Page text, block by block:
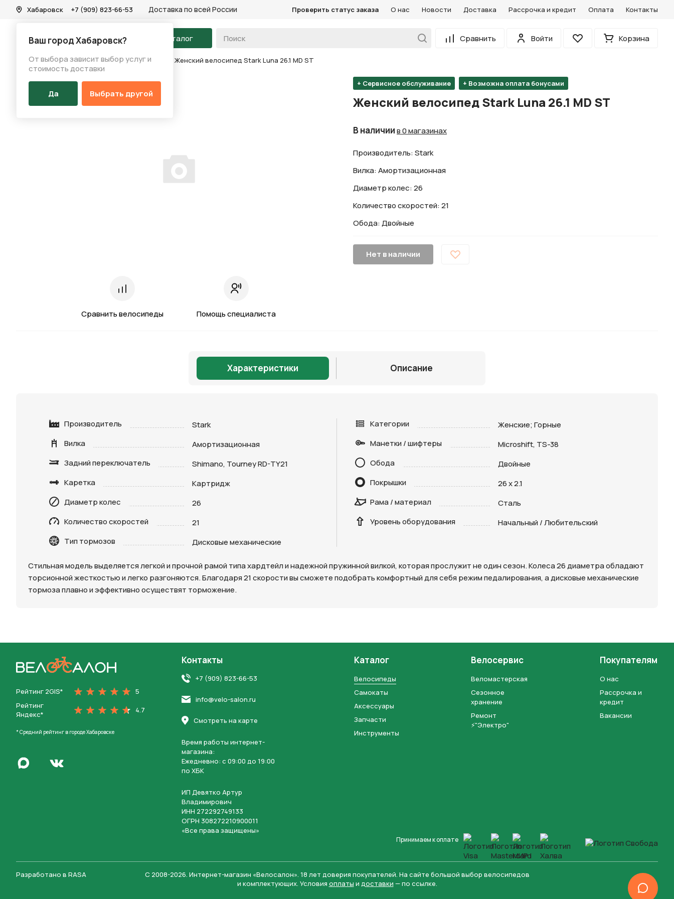
Хабаровск
Ваш город Хабаровск?
От выбора зависит выбор услуг и
стоимость доставки
Да Выбрать другой
+7 (909) 823-66-53 Доставка по всей России Проверить статус заказа О нас Новости Доставка Рассрочка и кредит Оплата Контакты
На главную Каталог Сравнить
Войти
Избранное Корзина
Каталог/Велосипеды/Женские велосипеды Женский велосипед Stark Luna 26.1 MD ST
Сравнить велосипеды Помощь специалиста
+ Сервисное обслуживание + Возможна оплата бонусами
Женский велосипед Stark Luna 26.1 MD ST
В наличиив 0 магазинах
Производитель: Stark
Вилка: Амортизационная
Диаметр колес: 26
Количество скоростей: 21
Обода: Двойные
Нет в наличии
Характеристики Описание
Производитель
Stark
Вилка
Амортизационная
Задний переключатель
Shimano, Tourney RD-TY21
Каретка
Картридж
Диаметр колес
26
Количество скоростей
21
Тип тормозов
Дисковые механические
Категории
Женские; Горные
Манетки / шифтеры
Microshift, TS-38
Обода
Двойные
Покрышки
26 x 2.1
Рама / материал
Сталь
Уровень оборудования
Начальный / Любительский
Стильная модель выделяется легкой и прочной рамой типа хардтейл и надежной пружинной вилкой, которая прослужит не один сезон. Колеса 26 диаметра обладают
торсионной жесткостью и легко разгоняются. Благодаря 21 скорости вы сможете подобрать комфортный для себя режим педалирования, а дисковые механические
тормоза плавно и эффективно осуществят торможение.
Рейтинг 2GIS*
5
Рейтинг
Яндекс*
4.7
* Средний рейтинг в городе Хабаровске
Написать в MaxПерейти во Вконтакте
Контакты
+7 (909) 823-66-53
info@velo-salon.ru
Смотреть на карте
Время работы интернет-
магазина:
Ежедневно: c 09:00 до 19:00
по ХБК
ИП Девятко Артур
Владимирович
ИНН 272292749133
ОГРН 308272210900011
«Все права защищены»
Каталог
Велосипеды
Самокаты
Аксессуары
Запчасти
Инструменты
Велосервис
Веломастерская
Сезонное
хранение
Ремонт
⚡"Электро"
Покупателям
О нас
Рассрочка и
кредит
Вакансии
Принимаем к оплате
Разработано в RASA С 2008-2026. Интернет-магазин «Велосалон». 18 лет доверия покупателей. На сайте большой выбор велосипедов
и комплектующих. Условия оплаты и доставки — по ссылке.
Нажимая на кнопку “Отправить заявку”, вы даетесогласие на обработку
персональных данных и соглашаетесь с политикой конфиденциальности